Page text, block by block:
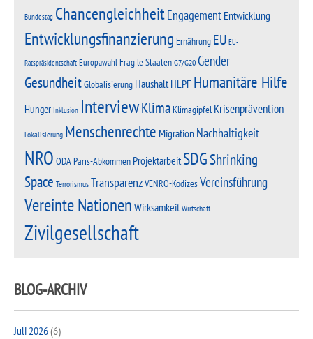
Bundestag ChancengleichheitEngagement Entwicklung
Entwicklungsfinanzierung Ernährung EU EU-
Ratspräsidentschaft EuropawahlFragile StaatenG7/G20Gender
GesundheitGlobalisierung HaushaltHLPF Humanitäre Hilfe
Hunger Inklusion InterviewKlimaKlimagipfel Krisenprävention
Lokalisierung Menschenrechte Migration Nachhaltigkeit
NRO ODAParis-Abkommen ProjektarbeitSDGShrinking
Space TerrorismusTransparenzVENRO-KodizesVereinsführung
Vereinte Nationen Wirksamkeit Wirtschaft
Zivilgesellschaft
BLOG-ARCHIV
Juli 2026(6)